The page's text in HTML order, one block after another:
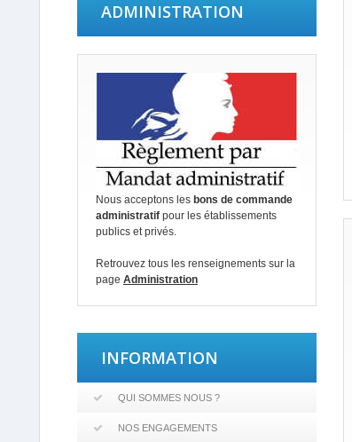
ADMINISTRATION
Nous acceptons les bons de commande
administratif pour les établissements
publics et privés.
Retrouvez tous les renseignements sur la
page Administration
INFORMATION
QUI SOMMES NOUS ?
NOS ENGAGEMENTS